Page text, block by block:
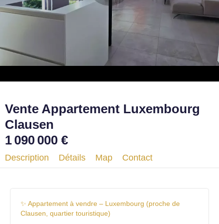
Vente Appartement Luxembourg
Clausen
1 090 000 €
Description Détails Map Contact
✨ Appartement à vendre – Luxembourg (proche de
Clausen, quartier touristique)